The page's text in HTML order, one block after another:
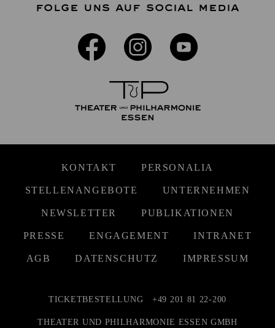
FOLGE UNS AUF SOCIAL MEDIA
KONTAKT PERSONALIA
STELLENANGEBOTE UNTERNEHMEN
NEWSLETTER PUBLIKATIONEN
PRESSE ENGAGEMENT INTRANET
AGB DATENSCHUTZ IMPRESSUM
TICKETBESTELLUNG +49 201 81 22-200
THEATER UND PHILHARMONIE ESSEN GMBH